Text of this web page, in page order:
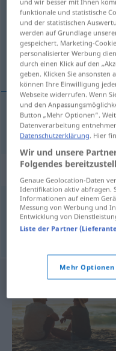
Übersicht aller
(Für mehr Details die
stupefatto
stupefatto verdutzt
Synonyme
baff (ugs.),erstaunt,
funktionale und statistische
und der statistischen
werden auf Grundlage
gespeichert. Marketing-
personalisierter Werbung
durch einen Klick auf den
geben. Klicken Sie ansonsten
können Ihre Einwilligung
Webseite widerrufen. Wenn
und den
Button „Mehr Optionen“.
Datenverarbeitung
Datenschutzerklärung . Hier
Wir und unsere
Folgendes
Genaue Geolocation-Daten
Identifikation aktiv abfragen.
Informationen auf einem
Messung von Werbung und
Entwicklung von
Liste der Partner
Mehr Optionen